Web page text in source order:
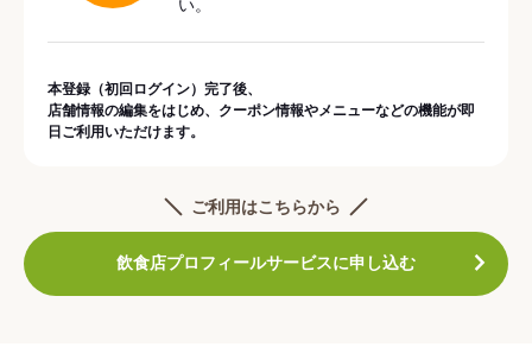
い。
本登録（初回ログイン）完了後、
店舗情報の編集をはじめ、クーポン情報やメニューなどの機能が即
日ご利用いただけます。
ご利用はこちらから
飲食店プロフィールサービスに申し込む